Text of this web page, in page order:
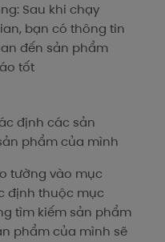
Sau khi chạy
bạn có thông tin
đến sản phẩm
tốt
định các sản
phẩm của mình
tường vào mục
định thuộc mục
tìm kiếm sản phẩm
phẩm của mình sẽ